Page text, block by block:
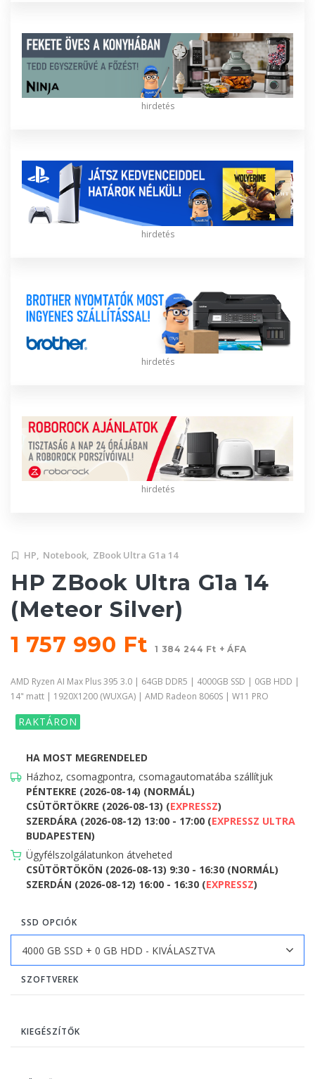
hirdetés
hirdetés
hirdetés
hirdetés
HP, Notebook, ZBook Ultra G1a 14
HP ZBook Ultra G1a 14
(Meteor Silver)
1 757 990 Ft1 384 244 Ft + ÁFA
AMD Ryzen AI Max Plus 395 3.0 | 64GB DDR5 | 4000GB SSD | 0GB HDD |
14" matt | 1920X1200 (WUXGA) | AMD Radeon 8060S | W11 PRO
RAKTÁRON
HA MOST MEGRENDELED
Házhoz, csomagpontra, csomagautomatába szállítjuk
PÉNTEKRE (2026-08-14) (NORMÁL)
CSÜTÖRTÖKRE (2026-08-13) (EXPRESSZ)
SZERDÁRA (2026-08-12) 13:00 - 17:00 (EXPRESSZ ULTRA
BUDAPESTEN)
Ügyfélszolgálatunkon átveheted
CSÜTÖRTÖKÖN (2026-08-13) 9:30 - 16:30 (NORMÁL)
SZERDÁN (2026-08-12) 16:00 - 16:30 (EXPRESSZ)
SSD OPCIÓK
SZOFTVEREK
KIEGÉSZÍTŐK